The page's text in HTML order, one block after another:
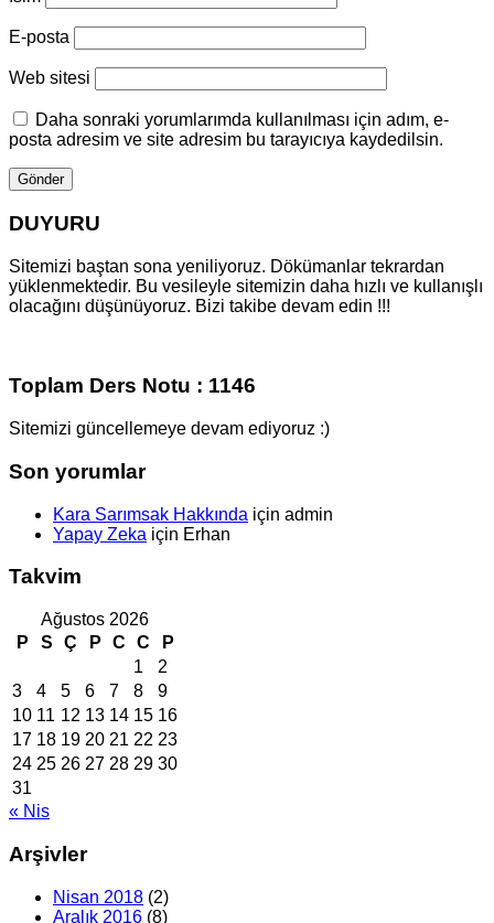
E-posta
Web sitesi
Daha sonraki yorumlarımda kullanılması için adım, e-
posta adresim ve site adresim bu tarayıcıya kaydedilsin.
DUYURU
Sitemizi baştan sona yeniliyoruz. Dökümanlar tekrardan
yüklenmektedir. Bu vesileyle sitemizin daha hızlı ve kullanışlı
olacağını düşünüyoruz. Bizi takibe devam edin !!!
Toplam Ders Notu : 1146
Sitemizi güncellemeye devam ediyoruz :)
Son yorumlar
Kara Sarımsak Hakkında için admin
Yapay Zeka için Erhan
Takvim
Ağustos 2026
P
S Ç P C C
P
1
2
3
4 5 6 7 8
9
10 11 12 13 14 15 16
17 18 19 20 21 22 23
24 25 26 27 28 29 30
31
« Nis
Arşivler
Nisan 2018 (2)
Aralık 2016 (8)